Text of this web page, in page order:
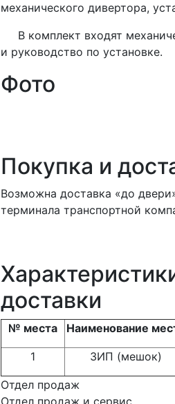
механического дивертора,
В комплект входят
и руководство по установке.
Фото
Покупка и
Возможна доставка «до
терминала транспортной
доставки
№ места Наименование
1 ЗИП (мешок)
Отдел продаж